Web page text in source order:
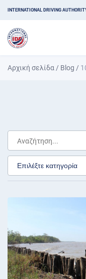
INTERNATIONAL DRIVING
Αρχική σελίδα / Blog /